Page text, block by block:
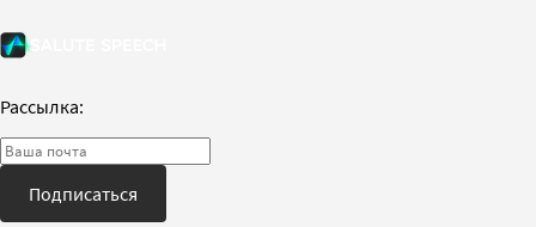
Рассылка:
Подписаться